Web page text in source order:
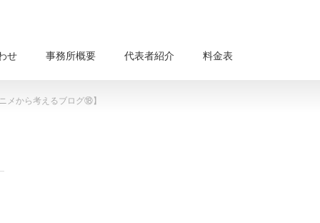
せ 事務所概要 代表者紹介 料金表
メから考えるブログ⑱】